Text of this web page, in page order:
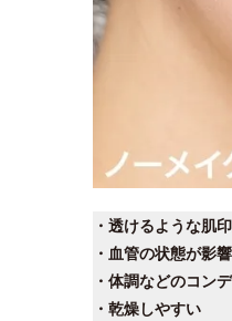
・透けるような肌
・血管の状態が影
・体調などのコン
・乾燥しやすい